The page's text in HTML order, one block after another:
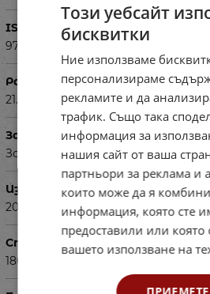
ISBN
9789547913110
Размери в см
21.50 х 28.50
За деца на възраст
За ученици във 2 клас в чужбина
Издадена
2021г.
Страници
180
Този уебсайт
бисквитки
Ние използваме
персонализираме
рекламите и да
трафик. Също така
информация за
нашия сайт от ваша
партньори за реклама и
които може да я
информация, която сте
предоставили или която
вашето използване на